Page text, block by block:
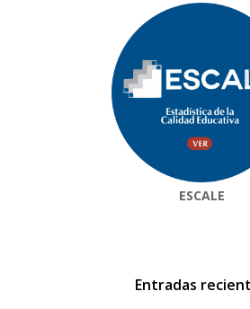
ESCALE
Entradas